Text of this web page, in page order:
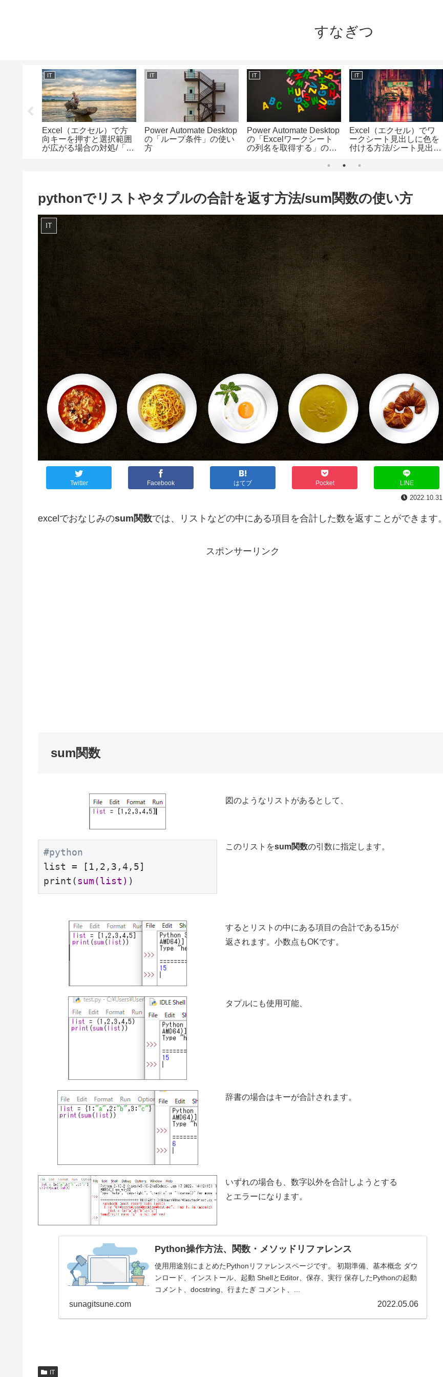
すなぎつ
IT
Excel（エクセル）で方
向キーを押すと選択範囲
が広がる場合の対処/「選
IT
Power Automate Desktop
の「ループ条件」の使い
方
IT
Power Automate Desktop
の「Excelワークシート
の列名を取得する」の使
IT
Excel（エクセル）でワ
ークシート見出しに色を
付ける方法/シート見出し
pythonでリストやタプルの合計を返す方法/sum関数の使い方
IT
Twitter Facebook はてブ Pocket LINE
2022.10.31
excelでおなじみのsum関数では、リストなどの中にある項目を合計した数を返すことができます。
スポンサーリンク
sum関数
図のようなリストがあるとして、
#python
list = [1,2,3,4,5]
print(sum(list) )
このリストをsum関数の引数に指定します。
するとリストの中にある項目の合計である15が
返されます。小数点もOKです。
タプルにも使用可能、
辞書の場合はキーが合計されます。
いずれの場合も、数字以外を合計しようとする
とエラーになります。
Python操作方法、関数・メソッドリファレンス
使用用途別にまとめたPythonリファレンスページです。 初期準備、基本概念 ダウ
ンロード、インストール、起動 ShellとEditor、保存、実行 保存したPythonの起動
コメント、docstring、行またぎ コメント、...
sunagitsune.com 2022.05.06
IT